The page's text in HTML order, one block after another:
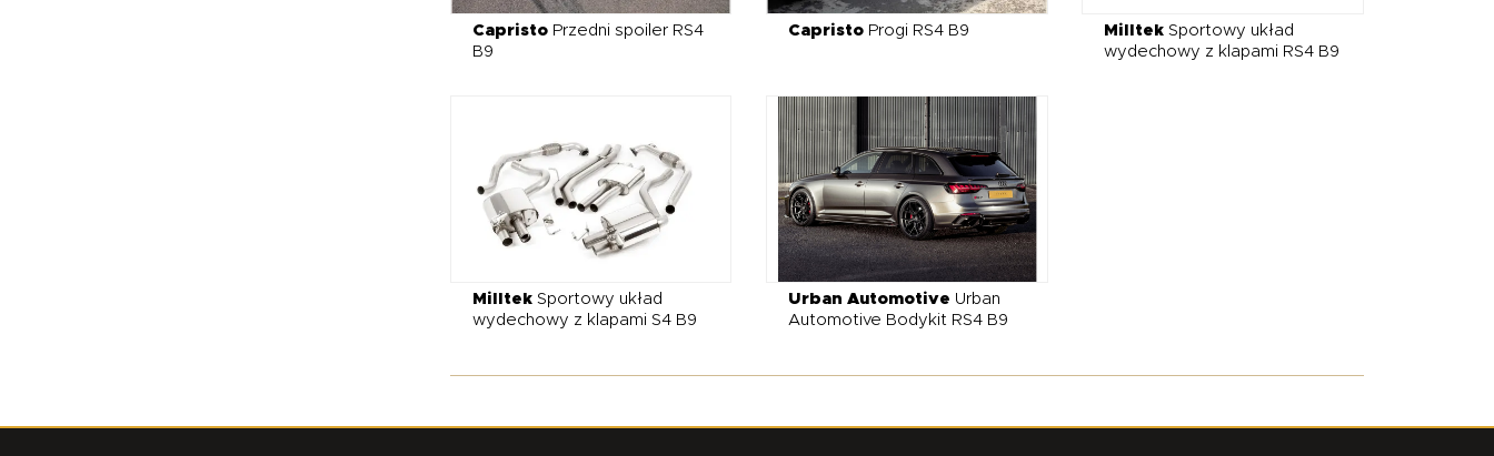
CapristoPrzedni spoiler RS4
B9
CapristoProgi RS4 B9 Milltek Sportowy układ
wydechowy z klapami RS4 B9
MilltekSportowy układ
wydechowy z klapami S4 B9
Urban Automotive Urban
Automotive Bodykit RS4 B9